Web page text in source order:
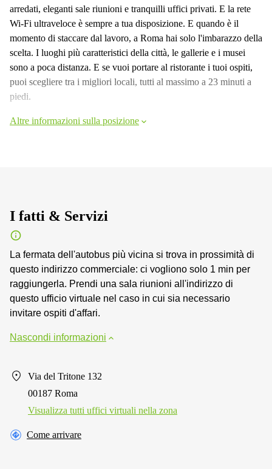
arredati, eleganti sale riunioni e tranquilli uffici privati. E la rete
Wi-Fi ultraveloce è sempre a tua disposizione. E quando è il
momento di staccare dal lavoro, a Roma hai solo l'imbarazzo della
scelta. I luoghi più caratteristici della città, le gallerie e i musei
sono a poca distanza. E se vuoi portare al ristorante i tuoi ospiti,
puoi scegliere tra i migliori locali, tutti al massimo a 23 minuti a
piedi.
Altre informazioni sulla posizione
I fatti & Servizi
La fermata dell'autobus più vicina si trova in prossimità di
questo indirizzo commerciale: ci vogliono solo 1 min per
raggiungerla. Prendi una sala riunioni all'indirizzo di
questo ufficio virtuale nel caso in cui sia necessario
invitare ospiti d'affari.
Nascondi informazioni
Via del Tritone 132
00187 Roma
Visualizza tutti uffici virtuali nella zona
Come arrivare